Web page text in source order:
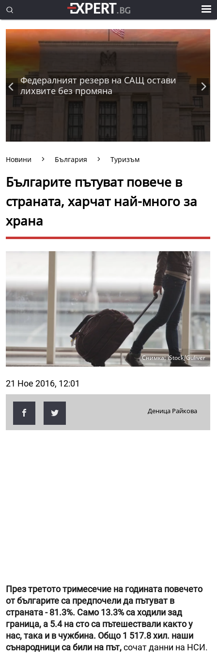
Федералният резерв на САЩ остави
лихвите без промяна
Новини България Туризъм
Българите пътуват повече в
страната, харчат най-много за
храна
Снимка: iStock/Guliver
21 Ное 2016, 12:01
Деница Райкова
През третото тримесечие на годината повечето
от българите са предпочели да пътуват в
страната - 81.3%. Само 13.3% са ходили зад
граница, а 5.4 на сто са пътешествали както у
нас, така и в чужбина. Общо 1 517.8 хил. наши
сънародници са били на път,сочат данни на НСИ.